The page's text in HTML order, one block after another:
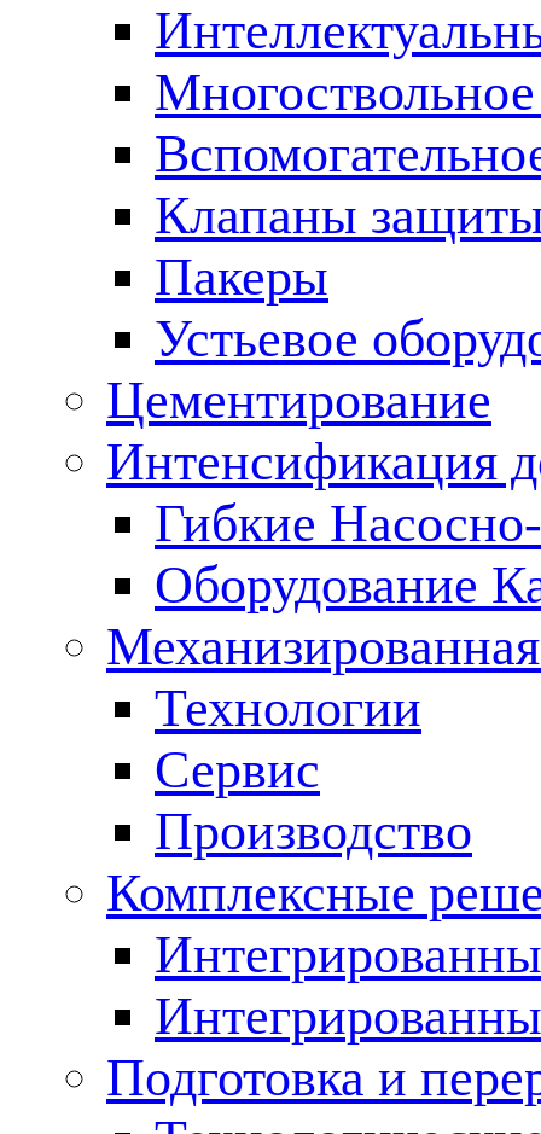
Клапаны
Пакеры
Устьевое
Цементирование
Интенсификация
Гибкие
Оборудование
Технологии
Сервис
Производство
Комплексные
Подготовка и